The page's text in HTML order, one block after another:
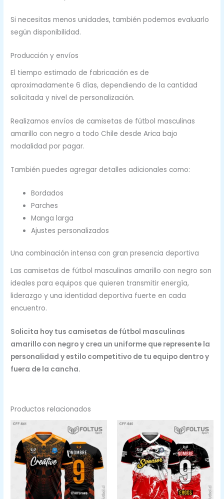
Si necesitas menos unidades, también podemos evaluarlo
según disponibilidad.
Producción y envíos
El tiempo estimado de fabricación es de
aproximadamente 6 días, dependiendo de la cantidad
solicitada y nivel de personalización.
Realizamos envíos de camisetas de fútbol masculinas
amarillo con negro a todo Chile desde Arica bajo
modalidad por pagar.
También puedes agregar detalles adicionales como:
Bordados
Parches
Manga larga
Ajustes personalizados
Una combinación intensa con gran presencia deportiva
Las camisetas de fútbol masculinas amarillo con negro son
ideales para equipos que quieren transmitir energía,
liderazgo y una identidad deportiva fuerte en cada
encuentro.
Solicita hoy tus camisetas de fútbol masculinas
amarillo con negro y crea un uniforme que represente la
personalidad y estilo competitivo de tu equipo dentro y
fuera de la cancha.
Productos relacionados